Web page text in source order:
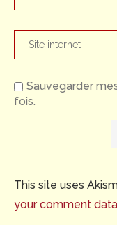
Sauvegarder
fois.
This site uses
your comment